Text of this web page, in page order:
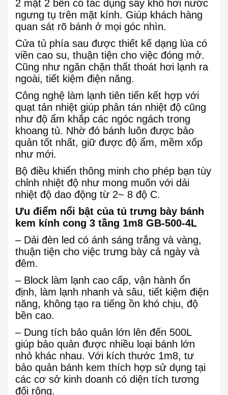
2 mặt 2 bên có tác dụng sấy khô hơi nước
ngưng tụ trên mặt kính. Giúp khách hàng
quan sát rõ bánh ở mọi góc nhìn.
Cửa tủ phía sau được thiết kế dạng lùa có
viền cao su, thuận tiện cho việc đóng mở.
Cũng như ngăn chặn thất thoát hơi lạnh ra
ngoài, tiết kiệm điện năng.
Công nghệ làm lạnh tiên tiến kết hợp với
quạt tản nhiệt giúp phân tán nhiệt độ cũng
như độ ẩm khắp các ngóc ngách trong
khoang tủ. Nhờ đó bánh luôn được bảo
quản tốt nhất, giữ được độ ẩm, mềm xốp
như mới.
Bộ điều khiển thông minh cho phép bạn tùy
chỉnh nhiệt độ như mong muốn với dải
nhiệt độ dao động từ 2~ 8 độ C.
Ưu điểm nổi bật của tủ trưng bày bánh
kem kính cong 3 tầng 1m8 GB-500-4L
– Dải đèn led có ánh sáng trắng và vàng,
thuận tiện cho việc trưng bày cả ngày và
đêm.
– Block làm lạnh cao cấp, vận hành ổn
định, làm lạnh nhanh và sâu, tiết kiệm điện
năng, không tạo ra tiếng ồn khó chịu, độ
bền cao.
– Dung tích bảo quản lớn lên đến 500L
giúp bảo quản được nhiều loại bánh lớn
nhỏ khác nhau. Với kích thước 1m8, tư
bảo quản bánh kem thích hợp sử dụng tại
các cơ sở kinh doanh có diện tích tương
đối rộng.